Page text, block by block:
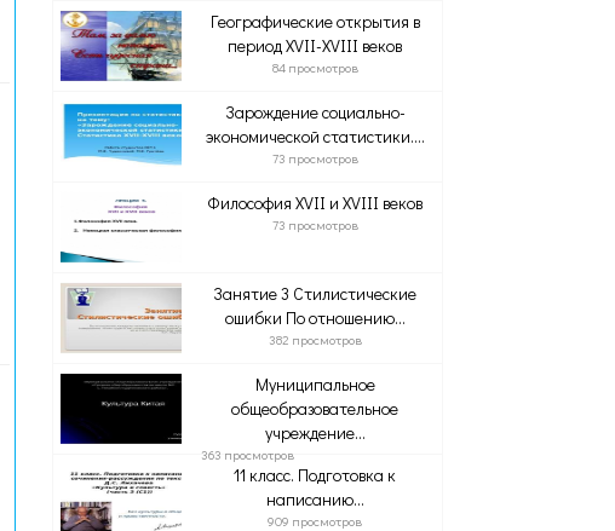
Географические открытия в
период XVII-XVIII веков
84 просмотров
Зарождение социально-
экономической статистики....
73 просмотров
Философия XVII и XVIII веков
73 просмотров
Занятие 3 Стилистические
ошибки По отношению...
382 просмотров
Муниципальное
общеобразовательное
учреждение...
363 просмотров
11 класс. Подготовка к
написанию...
909 просмотров